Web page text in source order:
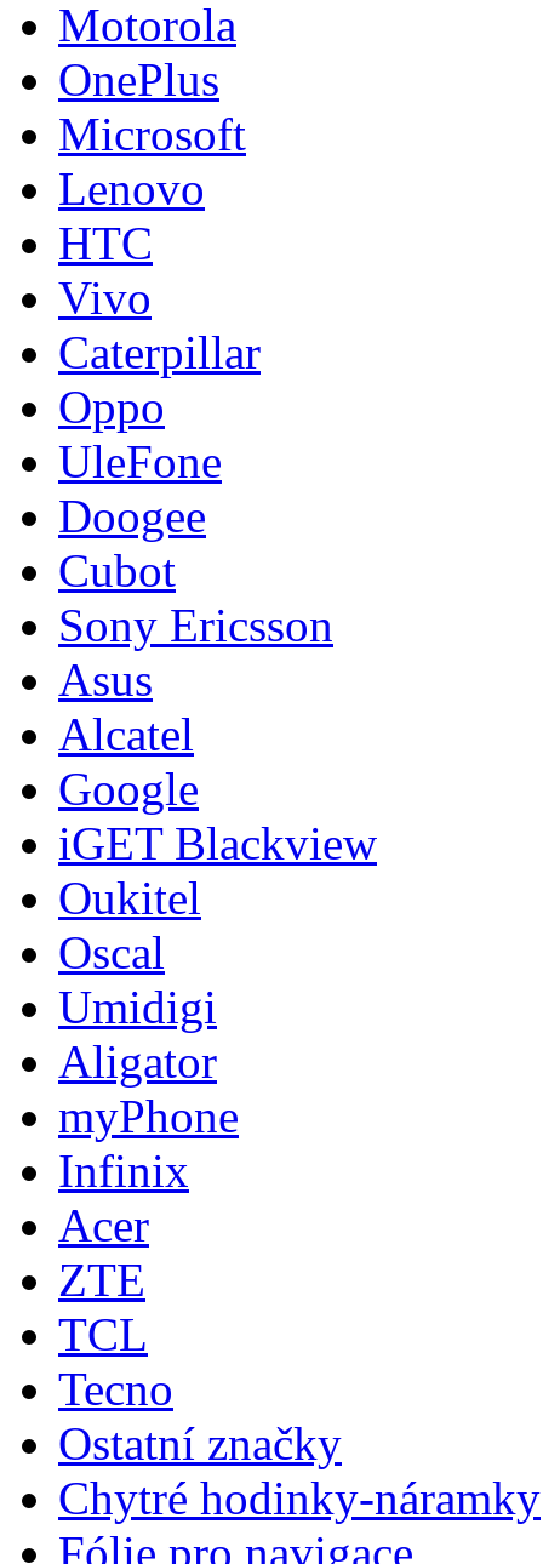
Motorola
OnePlus
Microsoft
Lenovo
HTC
Vivo
Caterpillar
Oppo
UleFone
Doogee
Cubot
Sony Ericsson
Asus
Alcatel
Google
iGET Blackview
Oukitel
Oscal
Umidigi
Aligator
myPhone
Infinix
Acer
ZTE
TCL
Tecno
Ostatní značky
Chytré hodinky-náramky
Fólie pro navigace